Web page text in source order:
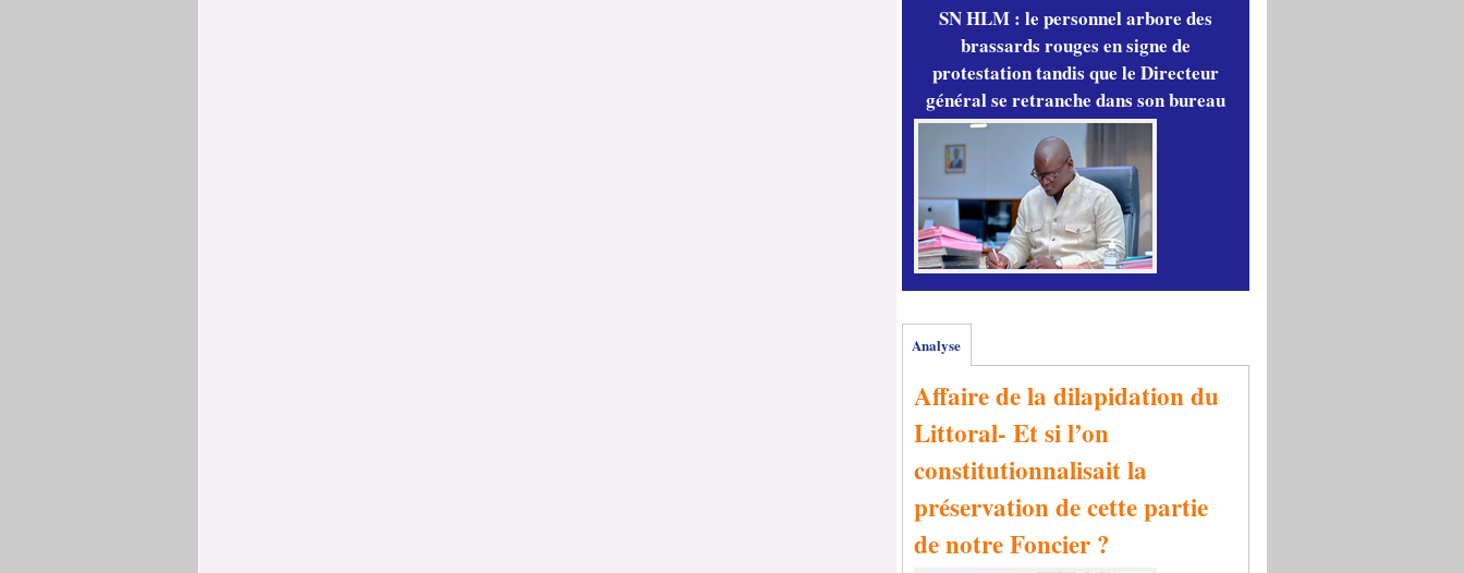
SN HLM : le personnel arbore des
brassards rouges en signe de
protestation tandis que le Directeur
général se retranche dans son bureau
Analyse
Affaire de la dilapidation du
Littoral- Et si l’on
constitutionnalisait la
préservation de cette partie
de notre Foncier ?